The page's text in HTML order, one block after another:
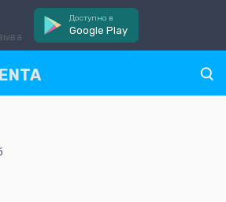
Доступно в
Google Play